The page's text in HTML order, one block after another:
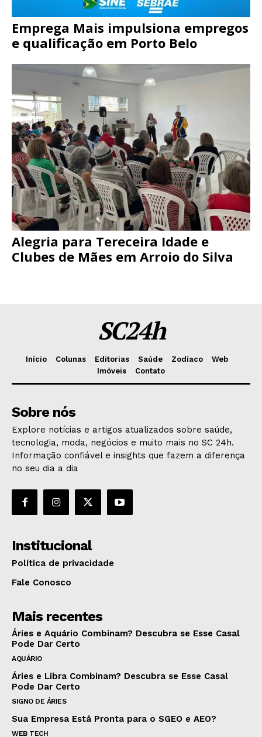
Emprega Mais impulsiona empregos
e qualificação em Porto Belo
Alegria para Tereceira Idade e
Clubes de Mães em Arroio do Silva
SC24h
Início Colunas Editorias Saúde Zodíaco
Web
Imóveis
Contato
Sobre nós
Explore notícias e artigos atualizados sobre saúde,
tecnologia, moda, negócios e muito mais no SC 24h.
Informação confiável e insights que fazem a diferença
no seu dia a dia
Institucional
Política de privacidade
Fale Conosco
Mais recentes
Áries e Aquário Combinam? Descubra se Esse Casal
Pode Dar Certo
AQUÁRIO
Áries e Libra Combinam? Descubra se Esse Casal
Pode Dar Certo
SIGNO DE ÁRIES
Sua Empresa Está Pronta para o SGEO e AEO?
WEB TECH